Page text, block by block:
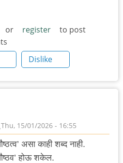
or register
to post
Dislike
15/01/2026 - 16:55
असा काही शब्द नाही.
होऊ शकेल.